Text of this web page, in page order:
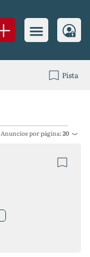
Anuncios por página:20
Pista